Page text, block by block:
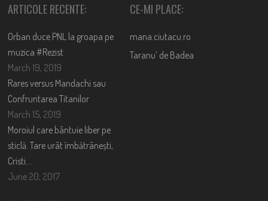
ARTICOLE RECENTE:
Orban duce PNL la groapa pe
muzica #Rezist
March 19, 2019
Rares versus Mandachi sau
Confruntarea Titanilor
March 15, 2019
Moroiul care bântuie liber pe
sticlă. Tare urât îmbătrânești,
Cristi….
June 20, 2017
CE-MI PLACE:
mana.ciutacu.ro
Taranu’ de Badea